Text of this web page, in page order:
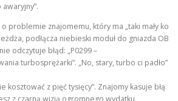
problemie znajomemu, który ma „taki mały ko
podłącza niebieski moduł do gniazda OB
odczytuje błąd: „P0299 –
turbosprężarki”. „No, stary, turbo ci padło”
kosztować z pięć tysięcy”. Znajomy kasuje błą